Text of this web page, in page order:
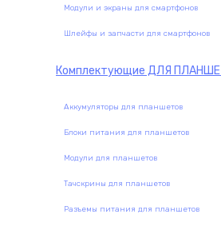
Модули и экраны для смартфонов
Шлейфы и запчасти для смартфонов
Комплектующие ДЛЯ
Аккумуляторы для планшетов
Блоки питания для планшетов
Модули для планшетов
Тачскрины для планшетов
Разъемы питания для планшетов